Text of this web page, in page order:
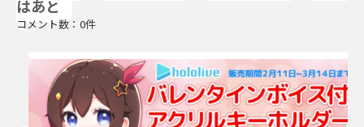
はあと
コメント数：0件